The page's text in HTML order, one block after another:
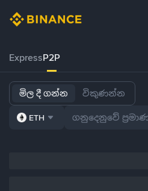
ExpressP2P
මිල දී ගන්න විකුණන්න
ETH